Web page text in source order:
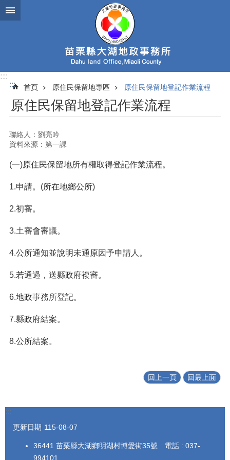
跳到主要內容區塊
:::
:::
首頁 原住民保留地專區 原住民保留地登記作業流程
原住民保留地登記作業流程
聯絡人：劉亮吟
資料來源：第一課
(一)原住民保留地所有權取得登記作業流程。
1.申請。(所在地鄉公所)
2.初審。
3.土審會審議。
4.公所通知並說明未通原因予申請人。
5.若通過，送縣政府複審。
6.地政事務所登記。
7.縣政府結案。
8.公所結案。
回上一頁 回最上面
:::
更新日期 115-08-07
36441 苗栗縣大湖鄉明湖村博愛街35號 電話 : 037-
994101